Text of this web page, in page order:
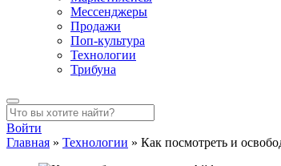
Мессенджеры
Продажи
Поп-культура
Технологии
Трибуна
Войти
Главная » Технологии » Как посмотреть и